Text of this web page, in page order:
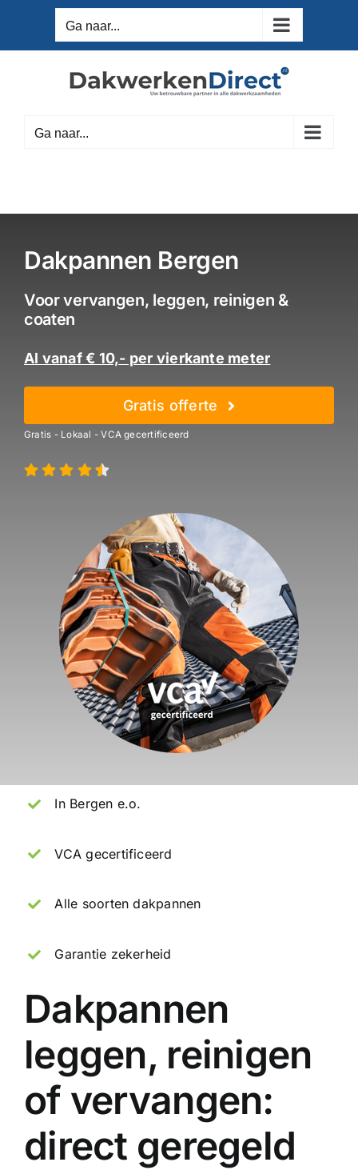
inhoud
Ga naar...
Ga naar...
Dakpannen Bergen
Voor vervangen, leggen, reinigen &
coaten
Al vanaf € 10,- per vierkante meter
Gratis offerte
Gratis - Lokaal - VCA gecertificeerd
In Bergen e.o.
VCA gecertificeerd
Alle soorten dakpannen
Garantie zekerheid
Dakpannen
leggen, reinigen
of vervangen:
direct geregeld